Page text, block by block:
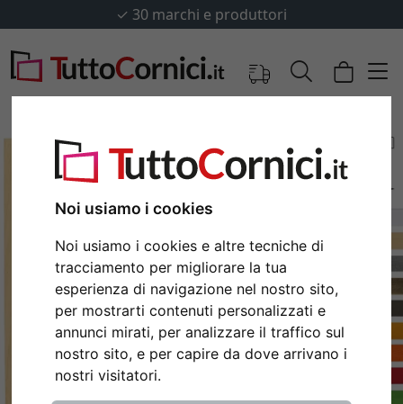
Noi usiamo i cookies
Noi usiamo i cookies e altre tecniche di
tracciamento per migliorare la tua
esperienza di navigazione nel nostro sito,
per mostrarti contenuti personalizzati e
annunci mirati, per analizzare il traffico sul
nostro sito, e per capire da dove arrivano i
nostri visitatori.
✓ 30 marchi e produttori
Indietro